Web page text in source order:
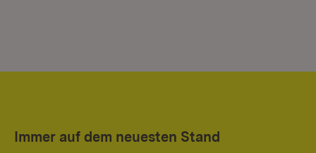
Immer auf dem neuesten Stand